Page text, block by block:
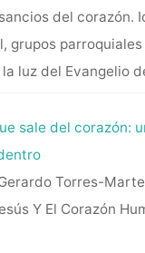
del corazón.
grupos
luz del Evangelio
sale del corazón:
Torres-
Y El Corazón